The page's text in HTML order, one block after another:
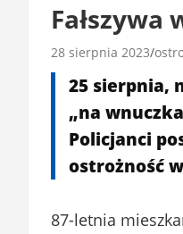
Fałszywa
28 sierpnia 2023
25 sierpnia,
„na
Policjanci
ostrożność
87-letnia